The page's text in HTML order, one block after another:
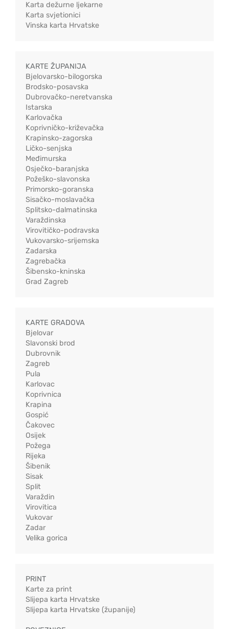
Karta dežurne ljekarne
Karta svjetionici
Vinska karta Hrvatske
KARTE ŽUPANIJA
Bjelovarsko-bilogorska
Brodsko-posavska
Dubrovačko-neretvanska
Istarska
Karlovačka
Koprivničko-križevačka
Krapinsko-zagorska
Ličko-senjska
Međimurska
Osječko-baranjska
Požeško-slavonska
Primorsko-goranska
Sisačko-moslavačka
Splitsko-dalmatinska
Varaždinska
Virovitičko-podravska
Vukovarsko-srijemska
Zadarska
Zagrebačka
Šibensko-kninska
Grad Zagreb
KARTE GRADOVA
Bjelovar
Slavonski brod
Dubrovnik
Zagreb
Pula
Karlovac
Koprivnica
Krapina
Gospić
Čakovec
Osijek
Požega
Rijeka
Šibenik
Sisak
Split
Varaždin
Virovitica
Vukovar
Zadar
Velika gorica
PRINT
Karte za print
Slijepa karta Hrvatske
Slijepa karta Hrvatske (županije)